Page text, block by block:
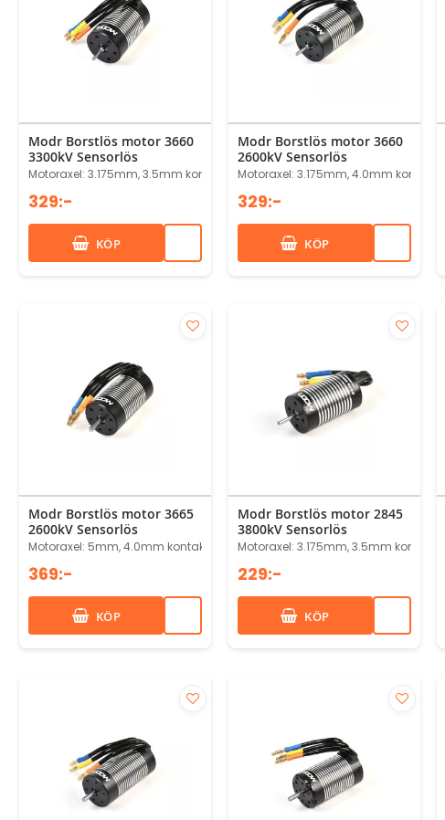
Modr Borstlös motor 3660
3300kV Sensorlös
Motoraxel: 3.175mm, 3.5mm kontakter
329:-
KÖP
Modr Borstlös motor 3660
2600kV Sensorlös
Motoraxel: 3.175mm, 4.0mm kontakter
329:-
KÖP
Modr Borstlös motor 3665
2600kV Sensorlös
Motoraxel: 5mm, 4.0mm kontakter
369:-
KÖP
Modr Borstlös motor 2845
3800kV Sensorlös
Motoraxel: 3.175mm, 3.5mm kontakter
229:-
KÖP